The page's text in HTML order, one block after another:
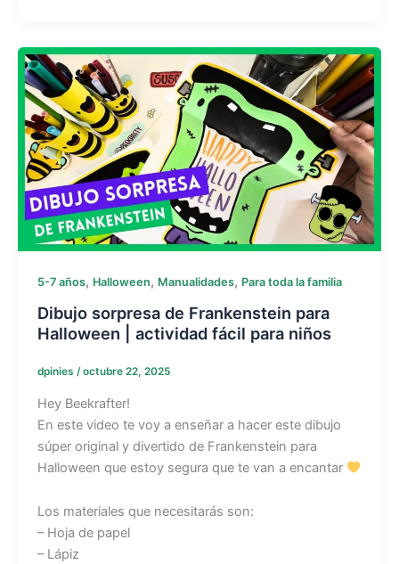
5-7 años, Halloween, Manualidades, Para toda la familia
Dibujo sorpresa de Frankenstein para
Halloween | actividad fácil para niños
dpinies /octubre 22, 2025
Hey Beekrafter!
En este video te voy a enseñar a hacer este dibujo
súper original y divertido de Frankenstein para
Halloween que estoy segura que te van a encantar
Los materiales que necesitarás son:
– Hoja de papel
– Lápiz